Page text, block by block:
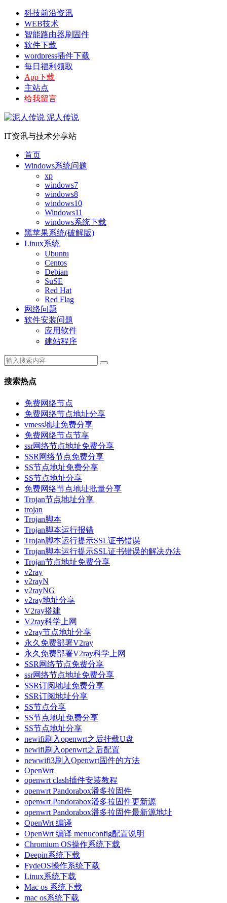
科技前沿资讯
WEB技术
智能路由器刷固件
软件下载
wordpress插件下载
每日福利领取
App下载
主站点
给我留言
泥人传说
IT资讯与技术分享站
首页
Windows系统问题
xp
windows7
windows8
windows10
Windows11
windows系统下载
黑苹果系统(破解版)
Linux系统
Ubuntu
Centos
Debian
SuSE
Red Hat
Red Flag
网络问题
软件安装问题
应用软件
建站程序
搜索热点
免费网络节点
免费网络节点地址分享
vmess地址免费分享
免费网络节点节享
ssr网络节点地址免费分享
SSR网络节点免费分享
SS节点地址免费分享
SS节点地址分享
免费网络节点地址批量分享
Trojan节点地址分享
trojan
Trojan脚本
Trojan脚本运行报错
Trojan脚本运行提示SSL证书错误
Trojan脚本运行提示SSL证书错误的解决办法
Trojan节点地址免费分享
v2ray
v2rayN
v2rayNG
v2ray地址分享
V2ray搭建
V2ray科学上网
v2ray节点地址分享
永久免费部署V2ray
永久免费部署V2ray科学上网
SSR网络节点免费分享
ssr网络节点地址免费分享
SSR订阅地址免费分享
SSR订阅地址分享
SS节点分享
SS节点地址免费分享
SS节点地址分享
newifi刷入openwrt之后挂载U盘
newifi刷入openwrt之后配置
newwifi3刷入Openwrt固件的方法
OpenWrt
openwrt clash插件安装教程
openwrt Pandorabox潘多拉固件
openwrt Pandorabox潘多拉固件更新源
openwrt Pandorabox潘多拉固件最新源地址
OpenWrt 编译
OpenWrt 编译 menuconfig配置说明
Chromium OS操作系统下载
Deepin系统下载
FydeOS操作系统下载
Linux系统下载
Mac os 系统下载
mac os系统下载